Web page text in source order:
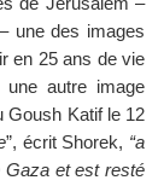
une des images
en 25 ans de vie
autre image
Goush Katif le 12
”, écrit Shorek, “a
Gaza et est resté